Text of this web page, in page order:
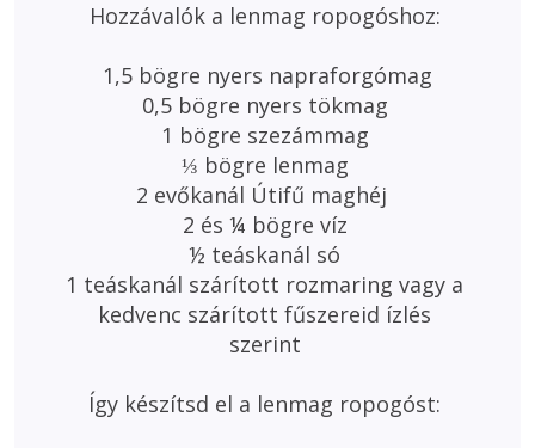
Hozzávalók a lenmag ropogóshoz:
1,5 bögre nyers napraforgómag
0,5 bögre nyers tökmag
1 bögre szezámmag
⅓ bögre lenmag
2 evőkanál Útifű maghéj
2 és ¼ bögre víz
½ teáskanál só
1 teáskanál szárított rozmaring vagy a
kedvenc szárított fűszereid ízlés
szerint
Így készítsd el a lenmag ropogóst: